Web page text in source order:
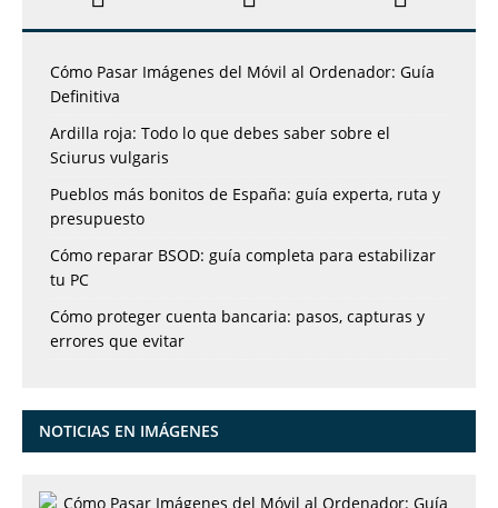
Cómo Pasar Imágenes del Móvil al Ordenador: Guía
Definitiva
Ardilla roja: Todo lo que debes saber sobre el
Sciurus vulgaris
Pueblos más bonitos de España: guía experta, ruta y
presupuesto
Cómo reparar BSOD: guía completa para estabilizar
tu PC
Cómo proteger cuenta bancaria: pasos, capturas y
errores que evitar
NOTICIAS EN IMÁGENES